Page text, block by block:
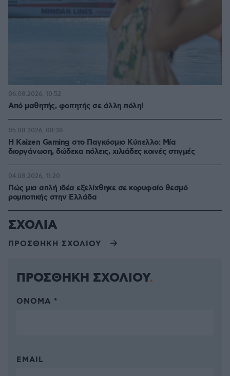
Από μαθητής, φοιτητής σε άλλη πόλη!
06.08.2026, 10:52
H Kaizen Gaming στο Παγκόσμιο Kύπελλο: Μία
διοργάνωση, δώδεκα πόλεις, χιλιάδες κοινές στιγμές
05.08.2026, 08:38
Πώς μια απλή ιδέα εξελίχθηκε σε κορυφαίο θεσμό
ρομποτικής στην Ελλάδα
04.08.2026, 11:20
ΣΧΟΛΙΑ
ΠΡΟΣΘΗΚΗ ΣΧΟΛΙΟΥ
ΠΡΟΣΘΗΚΗ ΣΧΟΛΙΟΥ
ΌΝΟΜΑ *
EMAIL